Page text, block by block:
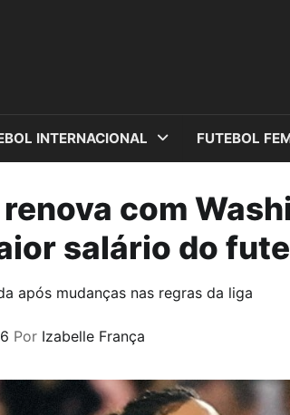
INTERNACIONAL FUTEBOL
com
salário do
após mudanças nas regras da liga
Por Izabelle França